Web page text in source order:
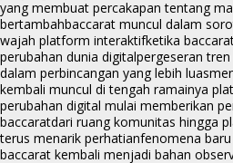
yang membuat percakapan tentang
bertambahbaccarat muncul dalam
wajah platform interaktifketika
perubahan dunia digitalpergeseran
dalam perbincangan yang lebih luas
kembali muncul di tengah ramainya
perubahan digital mulai memberikan
baccaratdari ruang komunitas hingga
terus menarik perhatianfenomena
baccarat kembali menjadi bahan